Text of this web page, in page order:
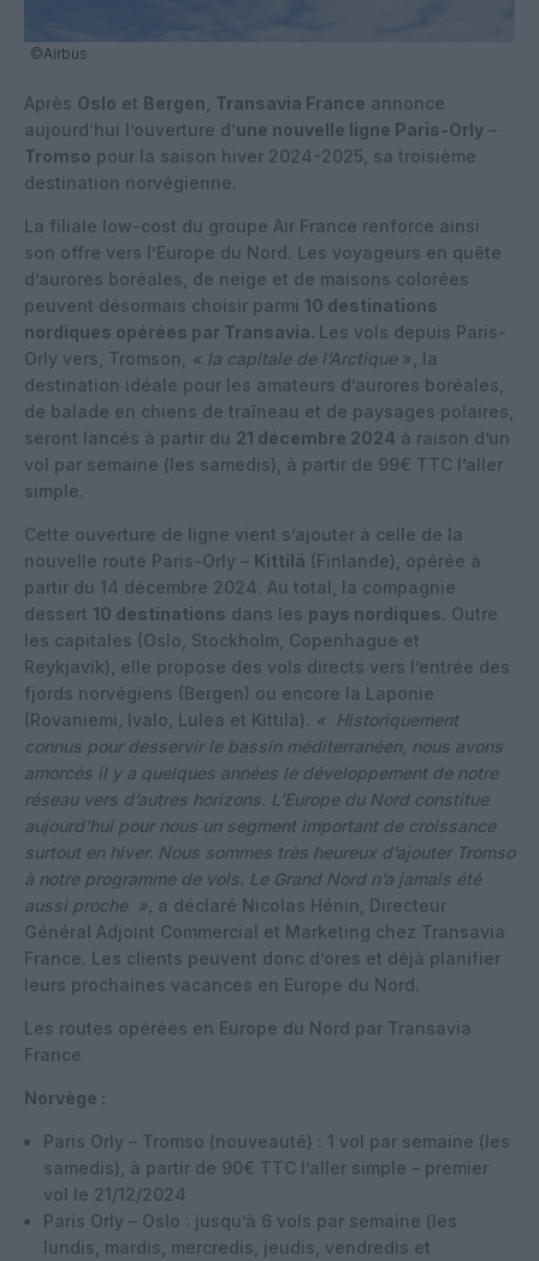
©Airbus
Après Oslo et Bergen Transavia France annonce
aujourd’hui l’ouverture d’une nouvelle ligne Paris-Orly –
Tromso pour la saison hiver 2024-2025, sa troisième
destination norvégienne.
La filiale low-cost du groupe Air France renforce ainsi
son offre vers l’Europe du Nord. Les voyageurs en quête
d’aurores boréales, de neige et de maisons colorées
peuvent désormais choisir parmi 10 destinations
nordiques opérées par Transavia. Les vols depuis Paris-
Orly vers, Tromson,
« la capitale de l’Arctique », la
destination idéale pour les amateurs d’aurores boréales,
de balade en chiens de traîneau et de paysages polaires,
seront lancés à partir du 21 décembre 2024 à raison d’un
vol par semaine (les samedis), à partir de 99€ TTC l’aller
simple.
Cette ouverture de ligne vient s’ajouter à celle de la
nouvelle route Paris-Orly – Kittilä (Finlande), opérée à
partir du 14 décembre 2024. Au total, la compagnie
dessert 10 destinations dans les pays nordiques. Outre
les capitales (Oslo, Stockholm, Copenhague et
Reykjavik), elle propose des vols directs vers l’entrée des
fjords norvégiens (Bergen) ou encore la Laponie
(Rovaniemi, Ivalo, Lulea et Kittilä). « Historiquement
connus pour desservir le bassin méditerranéen, nous avons
amorcés il y a quelques années le développement de notre
réseau vers d’autres horizons. L’Europe du Nord constitue
aujourd’hui pour nous un segment important de croissance
surtout en hiver. Nous sommes très heureux d’ajouter Tromso
à notre programme de vols. Le Grand Nord n’a jamais été
aussi proche », a déclaré Nicolas Hénin, Directeur
Général Adjoint Commercial et Marketing chez Transavia
France. Les clients peuvent donc d’ores et déjà planifier
leurs prochaines vacances en Europe du Nord.
Les routes opérées en Europe du Nord par Transavia
France
Norvège :
Paris Orly – Tromso (nouveauté) : 1 vol par semaine (les
samedis), à partir de 90€ TTC l’aller simple – premier
vol le 21/12/2024
Paris Orly – Oslo : jusqu’à 6 vols par semaine (les
lundis, mardis, mercredis, jeudis, vendredis et